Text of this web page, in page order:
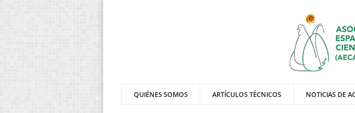
QUIÉNES SOMOS ARTÍCULOS TÉCNICOS NOTICIAS DE